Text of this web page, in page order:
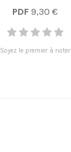
PDF9,30 €
Soyez le premier à noter